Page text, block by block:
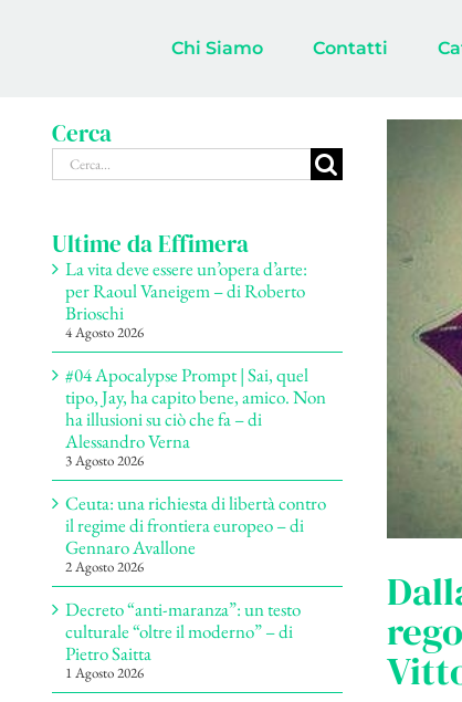
Chi Siamo Contatti
Cerca
Cerca
per:
Ultime da Effimera
La vita deve essere un’opera d’arte:
per Raoul Vaneigem – di Roberto
Brioschi
4 Agosto 2026
#04 Apocalypse Prompt | Sai, quel
tipo, Jay, ha capito bene, amico. Non
ha illusioni su ciò che fa – di
Alessandro Verna
3 Agosto 2026
Ceuta: una richiesta di libertà contro
il regime di frontiera europeo – di
Gennaro Avallone
2 Agosto 2026
Decreto “anti-maranza”: un testo
culturale “oltre il moderno” – di
Pietro Saitta
1 Agosto 2026